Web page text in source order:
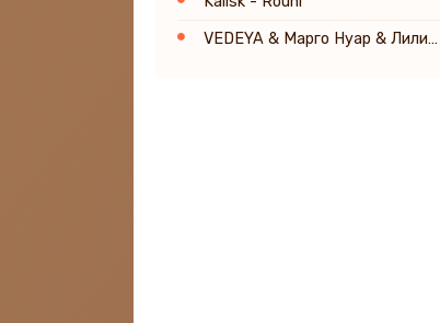
VEDEYA & Марго Нуар & Лилия Вайн & TSARICA - Счастье мне к лицу